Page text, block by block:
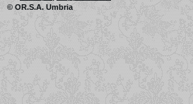
© OR.S.A. Umbria